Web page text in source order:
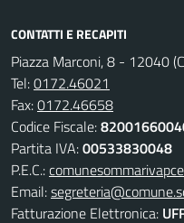
CONTATTI E RECAPITI
Piazza Marconi, 8 - 12040
Tel:0172.46021
Fax:0172.46658
Codice Fiscale:
Partita IVA:00533830048
P.E.C.:
Email:
Fatturazione Elettronica: